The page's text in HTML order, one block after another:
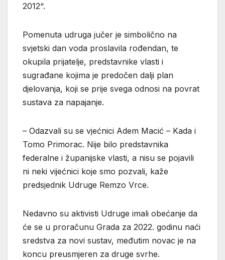
2012“.
Pomenuta udruga jučer je simbolično na
svjetski dan voda proslavila rođendan, te
okupila prijatelje, predstavnike vlasti i
sugrađane kojima je predočen dalji plan
djelovanja, koji se prije svega odnosi na povrat
sustava za napajanje.
– Odazvali su se vjećnici Adem Macić – Kada i
Tomo Primorac. Nije bilo predstavnika
federalne i županijske vlasti, a nisu se pojavili
ni neki vijećnici koje smo pozvali, kaže
predsjednik Udruge Remzo Vrce.
Nedavno su aktivisti Udruge imali obećanje da
će se u proračunu Grada za 2022. godinu naći
sredstva za novi sustav, međutim novac je na
koncu preusmjeren za druge svrhe.